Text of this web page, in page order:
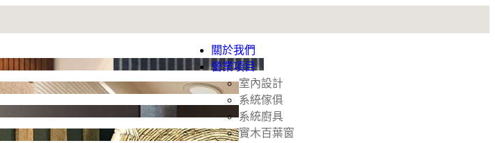
關於我們
營業項目
室內設計
系統傢俱
系統廚具
實木百葉窗